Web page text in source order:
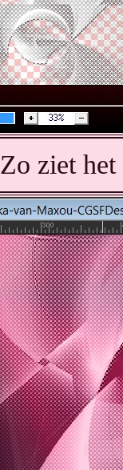
Zo ziet